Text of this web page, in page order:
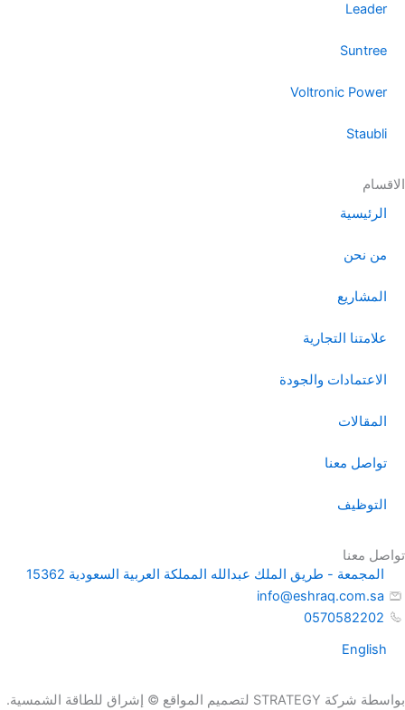
Leader
Suntree
Voltronic Power
Staubli
الاقسام
الرئيسية
من نحن
المشاريع
علامتنا التجارية
الاعتمادات والجودة
المقالات
تواصل معنا
التوظيف
تواصل معنا
المجمعة - طريق الملك عبدالله المملكة العربية السعودية 15362
info@eshraq.com.sa
0570582202
English
بواسطة شركة STRATEGY لتصميم المواقع © إشراق للطاقة الشمسية.